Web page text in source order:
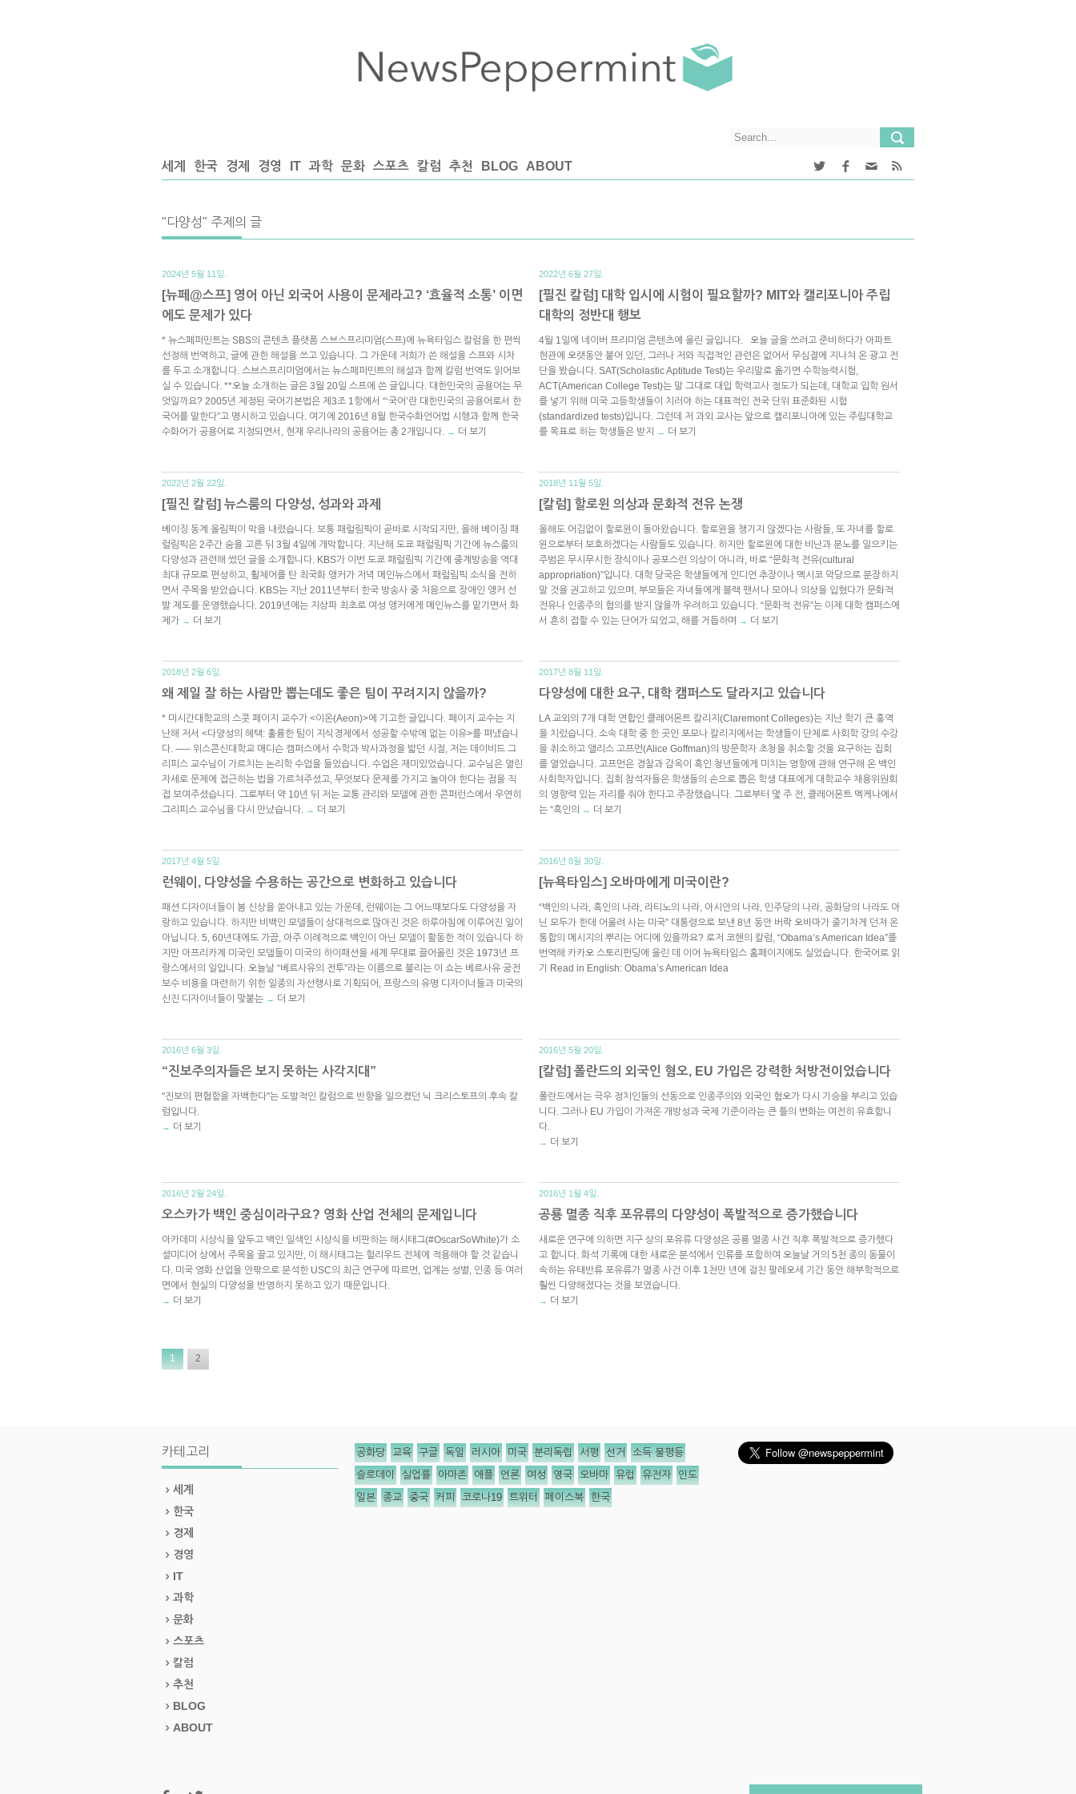
세계 한국 경제 경영 IT 과학 문화 스포츠 칼럼 추천 BLOG ABOUT
"다양성" 주제의 글
2024년 5월 11일.
[뉴페@스프] 영어 아닌 외국어 사용이 문제라고? ‘효율적 소통’ 이면
에도 문제가 있다
* 뉴스페퍼민트는 SBS의 콘텐츠 플랫폼 스브스프리미엄(스프)에 뉴욕타임스 칼럼을 한 편씩
선정해 번역하고, 글에 관한 해설을 쓰고 있습니다. 그 가운데 저희가 쓴 해설을 스프와 시차
를 두고 소개합니다. 스브스프리미엄에서는 뉴스페퍼민트의 해설과 함께 칼럼 번역도 읽어보
실 수 있습니다. **오늘 소개하는 글은 3월 20일 스프에 쓴 글입니다. 대한민국의 공용어는 무
엇일까요? 2005년 제정된 국어기본법은 제3조 1항에서 “‘국어’란 대한민국의 공용어로서 한
국어를 말한다”고 명시하고 있습니다. 여기에 2016년 8월 한국수화언어법 시행과 함께 한국
수화어가 공용어로 지정되면서, 현재 우리나라의 공용어는 총 2개입니다. → 더 보기
2022년 6월 27일.
[필진 칼럼] 대학 입시에 시험이 필요할까? MIT와 캘리포니아 주립
대학의 정반대 행보
4월 1일에 네이버 프리미엄 콘텐츠에 올린 글입니다. 오늘 글을 쓰려고 준비하다가 아파트
현관에 오랫동안 붙어 있던, 그러나 저와 직접적인 관련은 없어서 무심결에 지나쳐 온 광고 전
단을 봤습니다. SAT(Scholastic Aptitude Test)는 우리말로 옮기면 수학능력시험,
ACT(American College Test)는 말 그대로 대입 학력고사 정도가 되는데, 대학교 입학 원서
를 넣기 위해 미국 고등학생들이 치러야 하는 대표적인 전국 단위 표준화된 시험
(standardized tests)입니다. 그런데 저 과외 교사는 앞으로 캘리포니아에 있는 주립대학교
를 목표로 하는 학생들은 받지
→ 더 보기
2022년 2월 22일.
[필진 칼럼] 뉴스룸의 다양성, 성과와 과제
베이징 동계 올림픽이 막을 내렸습니다. 보통 패럴림픽이 곧바로 시작되지만, 올해 베이징 패
럴림픽은 2주간 숨을 고른 뒤 3월 4일에 개막합니다. 지난해 도쿄 패럴림픽 기간에 뉴스룸의
다양성과 관련해 썼던 글을 소개합니다. KBS가 이번 도쿄 패럴림픽 기간에 중계방송을 역대
최대 규모로 편성하고, 휠체어를 탄 최국화 앵커가 저녁 메인뉴스에서 패럴림픽 소식을 전하
면서 주목을 받았습니다. KBS는 지난 2011년부터 한국 방송사 중 처음으로 장애인 앵커 선
발 제도를 운영했습니다. 2019년에는 지상파 최초로 여성 앵커에게 메인뉴스를 맡기면서 화
제가 → 더 보기
2018년 11월 5일.
[칼럼] 할로윈 의상과 문화적 전유 논쟁
올해도 어김없이 할로윈이 돌아왔습니다. 할로윈을 챙기지 않겠다는 사람들, 또 자녀를 할로
윈으로부터 보호하겠다는 사람들도 있습니다. 하지만 할로윈에 대한 비난과 분노를 일으키는
주범은 무시무시한 장식이나 공포스런 의상이 아니라, 바로 “문화적 전유(cultural
appropriation)”입니다. 대학 당국은 학생들에게 인디언 추장이나 멕시코 악당으로 분장하지
말 것을 권고하고 있으며, 부모들은 자녀들에게 블랙 팬서나 모아나 의상을 입혔다가 문화적
전유나 인종주의 혐의를 받지 않을까 우려하고 있습니다. “문화적 전유”는 이제 대학 캠퍼스에
서 흔히 접할 수 있는 단어가 되었고, 해를 거듭하며 → 더 보기
2018년 2월 6일.
왜 제일 잘 하는 사람만 뽑는데도 좋은 팀이 꾸려지지 않을까?
* 미시간대학교의 스콧 페이지 교수가 <이온(Aeon)>에 기고한 글입니다. 페이지 교수는 지
난해 저서 <다양성의 혜택: 훌륭한 팀이 지식경제에서 성공할 수밖에 없는 이유>를 펴냈습니
다. —– 위스콘신대학교 매디슨 캠퍼스에서 수학과 박사과정을 밟던 시절, 저는 데이비드 그
리피스 교수님이 가르치는 논리학 수업을 들었습니다. 수업은 재미있었습니다. 교수님은 열린
자세로 문제에 접근하는 법을 가르쳐주셨고, 무엇보다 문제를 가지고 놀아야 한다는 점을 직
접 보여주셨습니다. 그로부터 약 10년 뒤 저는 교통 관리와 모델에 관한 콘퍼런스에서 우연히
그리피스 교수님을 다시 만났습니다. → 더 보기
2017년 8월 11일.
다양성에 대한 요구, 대학 캠퍼스도 달라지고 있습니다
LA 교외의 7개 대학 연합인 클레어몬트 칼리지(Claremont Colleges)는 지난 학기 큰 홍역
을 치렀습니다. 소속 대학 중 한 곳인 포모나 칼리지에서는 학생들이 단체로 사회학 강의 수강
을 취소하고 앨리스 고프먼(Alice Goffman)의 방문학자 초청을 취소할 것을 요구하는 집회
를 열었습니다. 고프먼은 경찰과 감옥이 흑인 청년들에게 미치는 영향에 관해 연구해 온 백인
사회학자입니다. 집회 참석자들은 학생들의 손으로 뽑은 학생 대표에게 대학교수 채용위원회
의 영향력 있는 자리를 줘야 한다고 주장했습니다. 그로부터 몇 주 전, 클레어몬트 멕케나에서
는 “흑인의
→ 더 보기
2017년 4월 5일.
런웨이, 다양성을 수용하는 공간으로 변화하고 있습니다
패션 디자이너들이 봄 신상을 쏟아내고 있는 가운데, 런웨이는 그 어느때보다도 다양성을 자
랑하고 있습니다. 하지만 비백인 모델들이 상대적으로 많아진 것은 하루아침에 이루어진 일이
아닙니다. 5, 60년대에도 가끔, 아주 이례적으로 백인이 아닌 모델이 활동한 적이 있습니다 하
지만 아프리카계 미국인 모델들이 미국의 하이패션을 세계 무대로 끌어올린 것은 1973년 프
랑스에서의 일입니다. 오늘날 “베르사유의 전투”라는 이름으로 불리는 이 쇼는 베르사유 궁전
보수 비용을 마련하기 위한 일종의 자선행사로 기획되어, 프랑스의 유명 디자이너들과 미국의
신진 디자이너들이 맞붙는 → 더 보기
2016년 8월 30일.
[뉴욕타임스] 오바마에게 미국이란?
“백인의 나라, 흑인의 나라, 라티노의 나라, 아시안의 나라, 민주당의 나라, 공화당의 나라도 아
닌 모두가 한데 어울려 사는 미국” 대통령으로 보낸 8년 동안 버락 오바마가 줄기차게 던져 온
통합의 메시지의 뿌리는 어디에 있을까요? 로저 코헨의 칼럼, “Obama’s American Idea”를
번역해 카카오 스토리펀딩에 올린 데 이어 뉴욕타임스 홈페이지에도 실었습니다. 한국어로 읽
기 Read in English: Obama’s American Idea
2016년 6월 3일.
“진보주의자들은 보지 못하는 사각지대”
"진보의 편협함을 자백한다"는 도발적인 칼럼으로 반향을 일으켰던 닉 크리스토프의 후속 칼
럼입니다.
→ 더 보기
2016년 5월 20일.
[칼럼] 폴란드의 외국인 혐오, EU 가입은 강력한 처방전이었습니다
폴란드에서는 극우 정치인들의 선동으로 인종주의와 외국인 혐오가 다시 기승을 부리고 있습
니다. 그러나 EU 가입이 가져온 개방성과 국제 기준이라는 큰 틀의 변화는 여전히 유효합니
다.
→ 더 보기
2016년 2월 24일.
오스카가 백인 중심이라구요? 영화 산업 전체의 문제입니다
아카데미 시상식을 앞두고 백인 일색인 시상식을 비판하는 해시태그(#OscarSoWhite)가 소
셜미디어 상에서 주목을 끌고 있지만, 이 해시태그는 헐리우드 전체에 적용해야 할 것 같습니
다. 미국 영화 산업을 안팎으로 분석한 USC의 최근 연구에 따르면, 업계는 성별, 인종 등 여러
면에서 현실의 다양성을 반영하지 못하고 있기 때문입니다.
→ 더 보기
2016년 1월 4일.
공룡 멸종 직후 포유류의 다양성이 폭발적으로 증가했습니다
새로운 연구에 의하면 지구 상의 포유류 다양성은 공룡 멸종 사건 직후 폭발적으로 증가했다
고 합니다. 화석 기록에 대한 새로운 분석에서 인류를 포함하여 오늘날 거의 5천 종의 동물이
속하는 유태반류 포유류가 멸종 사건 이후 1천만 년에 걸친 팔레오세 기간 동안 해부학적으로
훨씬 다양해졌다는 것을 보였습니다.
→ 더 보기
1 2
카테고리
세계
한국
경제
경영
IT
과학
문화
스포츠
칼럼
추천
BLOG
ABOUT
공화당 교육 구글 독일 러시아 미국 분리독립 서평 선거 소득 불평등
슬로데이 실업률 아마존 애플 언론 여성 영국 오바마 유럽 유전자 인도
일본 종교 중국 커피 코로나19 트위터 페이스북 한국